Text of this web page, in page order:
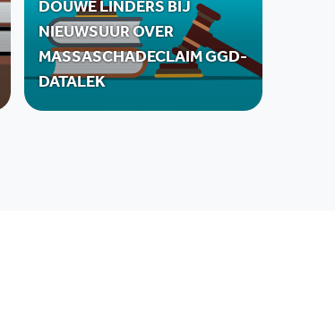
DOUWE LINDERS BIJ
NIEUWSUUR OVER
MASSASCHADECLAIM GGD-
DATALEK